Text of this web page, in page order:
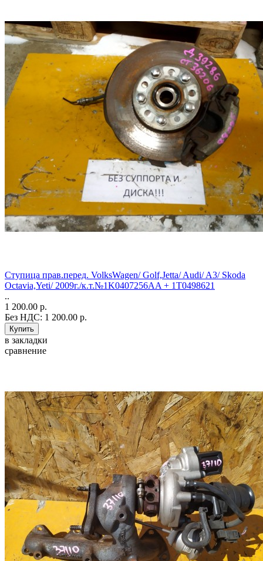
Ступица прав.перед. VolksWagen/ Golf,Jetta/ Audi/ A3/ Skoda
Octavia,Yeti/ 2009г./к.т.№1K0407256AA + 1T0498621
..
1 200.00 р.
Без НДС: 1 200.00 р.
в закладки
сравнение